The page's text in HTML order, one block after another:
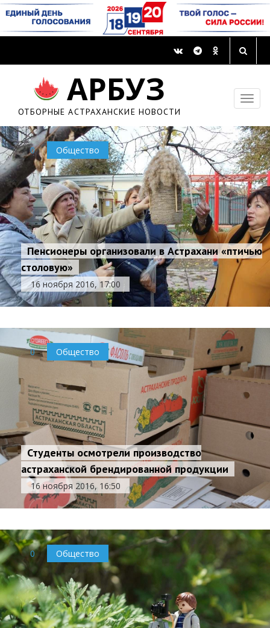
АРБУЗ
ОТБОРНЫЕ АСТРАХАНСКИЕ НОВОСТИ
0 Общество
Пенсионеры организовали в Астрахани «птичью
столовую»
16 ноября 2016, 17:00
0 Общество
Студенты осмотрели производство
астраханской брендированной продукции
16 ноября 2016, 16:50
0 Общество